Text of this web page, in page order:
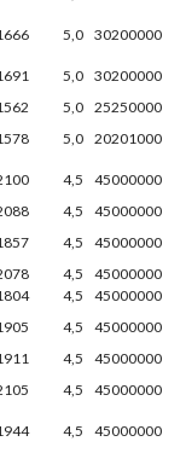
5,0 30200000
5,0 30200000
5,0 25250000
5,0 20201000
4,5
45000000
4,5
45000000
4,5
45000000
4,5
45000000
4,5
45000000
4,5
45000000
4,5
45000000
4,5 45000000
4,5 45000000